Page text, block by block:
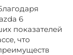
6
показателей
что